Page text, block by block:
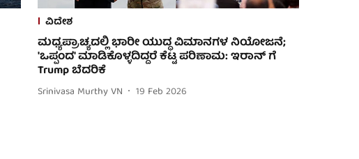
ವಿದೇಶ
ಮಧ್ಯಪ್ರಾಚ್ಯದಲ್ಲಿ ಭಾರೀ ಯುದ್ಧ ವಿಮಾನಗಳ ನಿಯೋಜನೆ;
'ಒಪ್ಪಂದ' ಮಾಡಿಕೊಳ್ಳದಿದ್ದರೆ ಕೆಟ್ಟ ಪರಿಣಾಮ: ಇರಾನ್ ಗೆ
Trump ಬೆದರಿಕೆ
Srinivasa Murthy VN 19 Feb 2026